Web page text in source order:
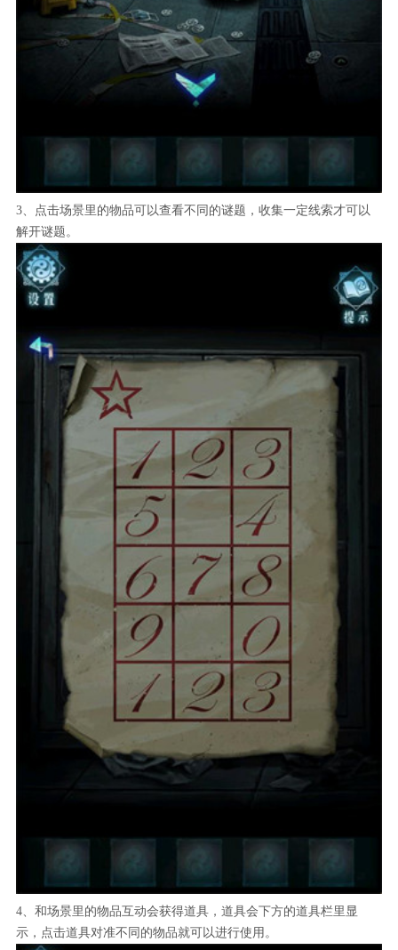
3、点击场景里的物品可以查看不同的谜题，收集一定线索才可以
解开谜题。
4、和场景里的物品互动会获得道具，道具会下方的道具栏里显
示，点击道具对准不同的物品就可以进行使用。